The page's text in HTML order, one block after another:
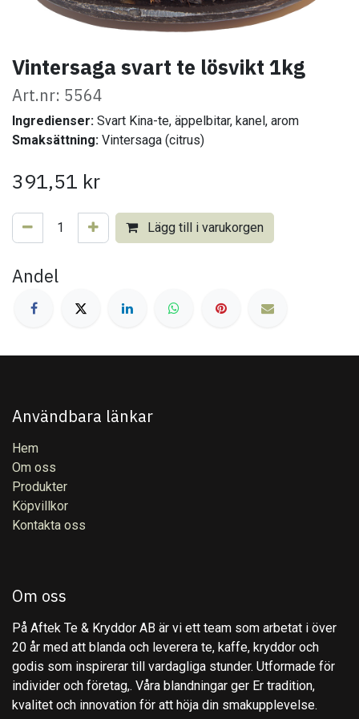
Vintersaga svart te lösvikt 1kg
Art.nr: 5564
Ingredienser: Svart Kina-te, äppelbitar, kanel, arom
Smaksättning: Vintersaga (citrus)
391,51 kr
Lägg till i varukorgen
Andel
Användbara länkar
Hem
Om oss
Produkter
Köpvillkor
Kontakta oss
Om oss
På Aftek Te & Kryddor AB är vi ett team som arbetat i över
20 år med att blanda och leverera te, kaffe, kryddor och
godis som inspirerar till vardagliga stunder. Utformade för
individer och företag,. Våra blandningar ger Er tradition,
kvalitet och innovation för att höja din smakupplevelse.